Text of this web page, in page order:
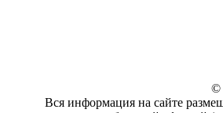
©
Вся информация на сайте